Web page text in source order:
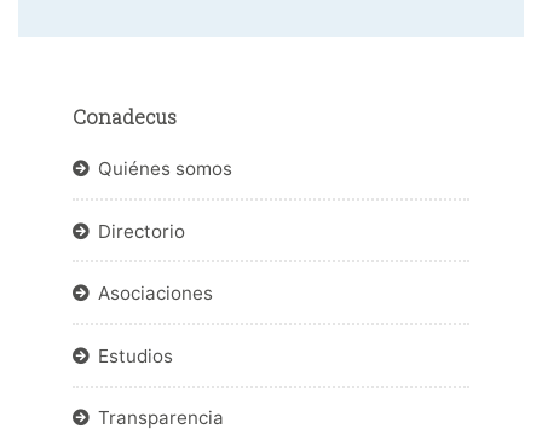
Conadecus
Quiénes somos
Directorio
Asociaciones
Estudios
Transparencia